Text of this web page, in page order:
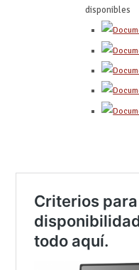
disponibles